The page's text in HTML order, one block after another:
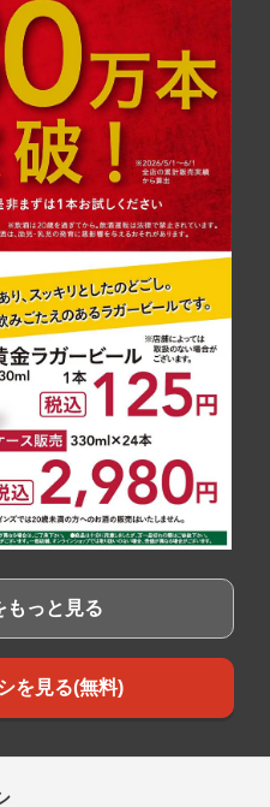
もっと見る
を見る(無料)